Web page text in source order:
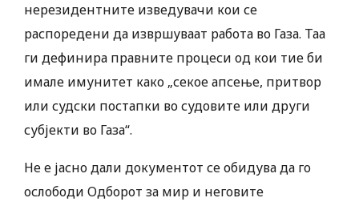
нерезидентните изведувачи кои се
распоредени да извршуваат работа во Газа. Таа
ги дефинира правните процеси од кои тие би
имале имунитет како „секое апсење, притвор
или судски постапки во судовите или други
субјекти во Газа“.
Не е јасно дали документот се обидува да го
ослободи Одборот за мир и неговите